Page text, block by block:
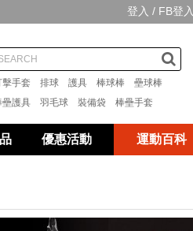
登入 / FB登入
擊手套 排球 護具 棒球棒 壘球棒
壘護具 羽毛球 裝備袋 棒壘手套
優惠活動 運動百科